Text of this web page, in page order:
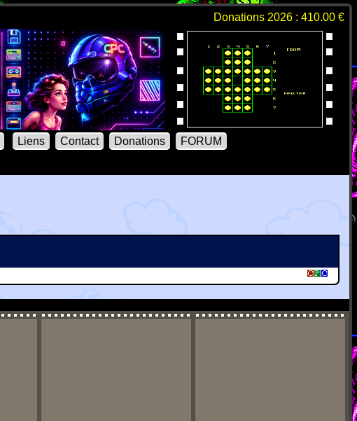
Donations 2026 : 410.00 €
Liens Contact Donations
FORUM